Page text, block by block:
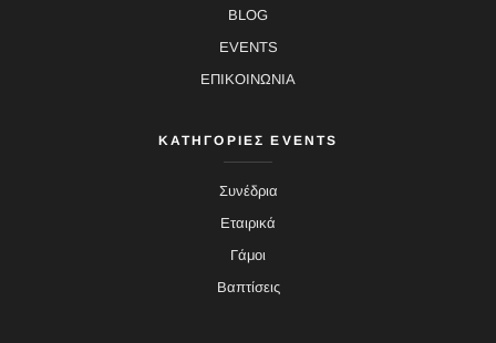
BLOG
EVENTS
ΕΠΙΚΟΙΝΩΝΙΑ
ΚΑΤΗΓΟΡΙΕΣ EVENTS
Συνέδρια
Εταιρικά
Γάμοι
Βαπτίσεις